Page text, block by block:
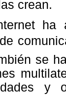
crean.
ha
se
y